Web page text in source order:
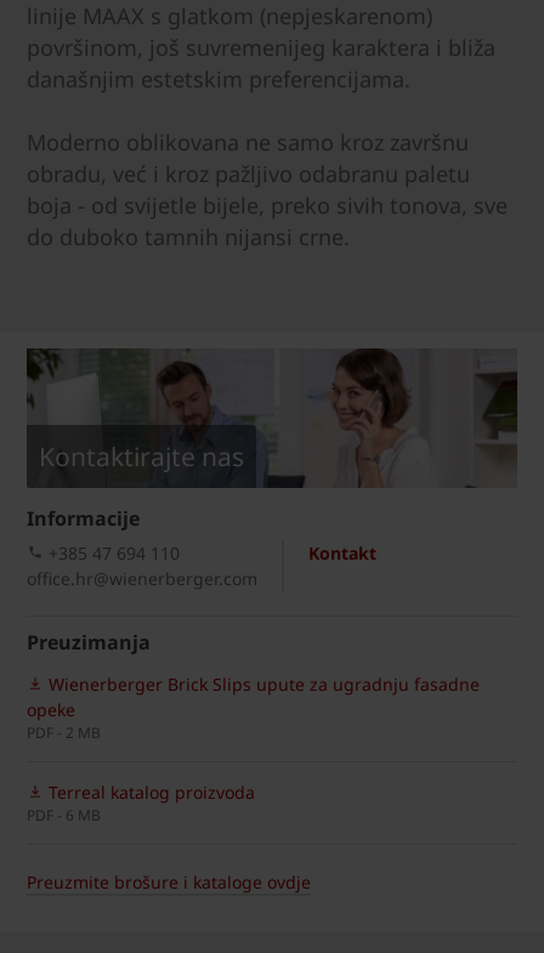
linije MAAX s glatkom (nepjeskarenom)
površinom, još suvremenijeg karaktera i bliža
današnjim estetskim preferencijama.
Moderno oblikovana ne samo kroz završnu
obradu, već i kroz pažljivo odabranu paletu
boja - od svijetle bijele, preko sivih tonova, sve
do duboko tamnih nijansi crne.
Kontaktirajte nas
Informacije
Kontakt
+385 47 694 110
office.hr@wienerberger.com
Preuzimanja
Wienerberger Brick Slips upute za ugradnju fasadne
opeke
PDF - 2 MB
Terreal katalog proizvoda
PDF - 6 MB
Preuzmite brošure i kataloge ovdje